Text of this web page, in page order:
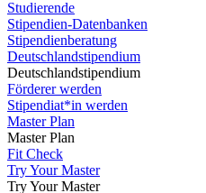
Studierende
Stipendien-Datenbanken
Stipendienberatung
Deutschlandstipendium
Deutschlandstipendium
Förderer werden
Stipendiat*in werden
Master Plan
Master Plan
Fit Check
Try Your Master
Try Your Master